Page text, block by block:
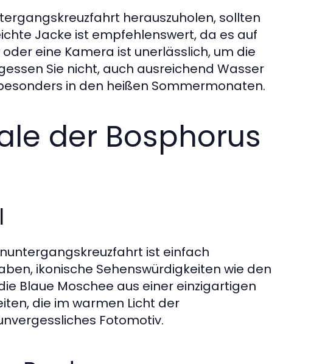
herauszuholen, sollten
Jacke ist empfehlenswert, da es auf
eine Kamera ist unerlässlich, um die
Sie nicht, auch ausreichend Wasser
in den heißen Sommermonaten.
der Bosphorus
ist einfach
ikonische Sehenswürdigkeiten wie den
Blaue Moschee aus einer einzigartigen
die im warmen Licht der
Fotomotiv.